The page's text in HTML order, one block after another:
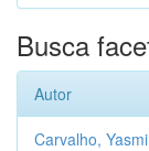
Busca
Autor
Carvalho,